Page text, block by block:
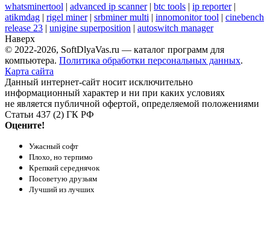
whatsminertool | advanced ip scanner| btc tools | ip reporter|
atikmdag | rigel miner| srbminer multi | innomonitor tool | cinebench
release 23 | unigine superposition | autoswitch manager
Наверх
© 2022-2026, SoftDlyaVas.ru — каталог программ для
компьютера. Политика обработки персональных данных.
Карта сайта
Данный интернет-сайт носит исключительно
информационный характер и ни при каких условиях
не является публичной офертой, определяемой положениями
Статьи 437 (2) ГК РФ
Оцените!
Ужасный софт
Плохо, но терпимо
Крепкий середнячок
Посоветую друзьям
Лучший из лучших